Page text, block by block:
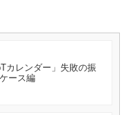
カレンダー」失敗の振
ース編